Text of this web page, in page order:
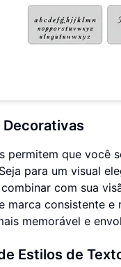
Decorativas
permitem que você
para um visual
com sua
consistente e
memorável e
Estilos de